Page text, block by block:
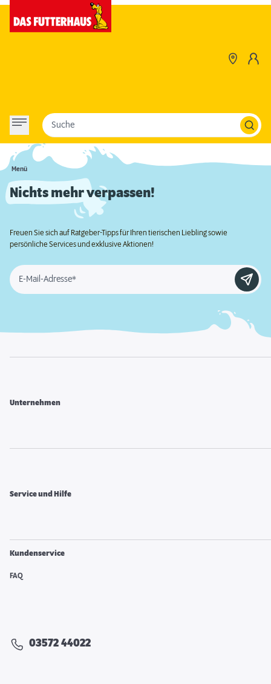
Menü
Suche
Nichts mehr verpassen!
Freuen Sie sich auf Ratgeber-Tipps für Ihren tierischen Liebling sowie
persönliche Services und exklusive Aktionen!
E-Mail-Adresse*
Unternehmen
Service und Hilfe
Kundenservice
FAQ
03572 44022